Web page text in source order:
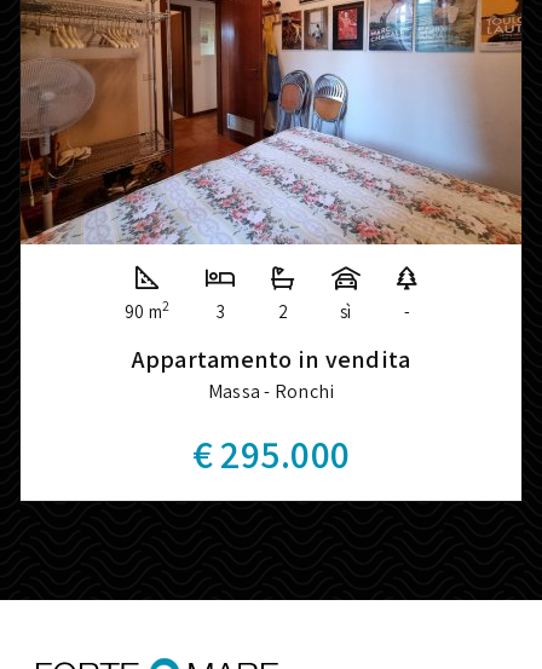
90 m2 3 2 sì -
Appartamento in vendita
Massa - Ronchi
€ 295.000